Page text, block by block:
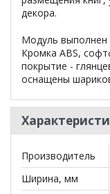
декора.
Модуль
Кромка ABS,
покрытие -
оснащены
Цвет:Дуб
Размер: (Ш*В*Г)
Материал:ЛДСП
Материал
Производитель
Ширина, мм